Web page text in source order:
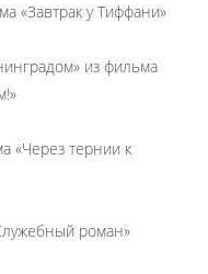
«Завтрак у Тиффани»
из фильма
«Через тернии к
роман»